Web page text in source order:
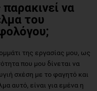
να
του
της εργασίας μου, ως
που μου δίνεται να
σχέση με το φαγητό και
αυτό, είναι για εμένα η